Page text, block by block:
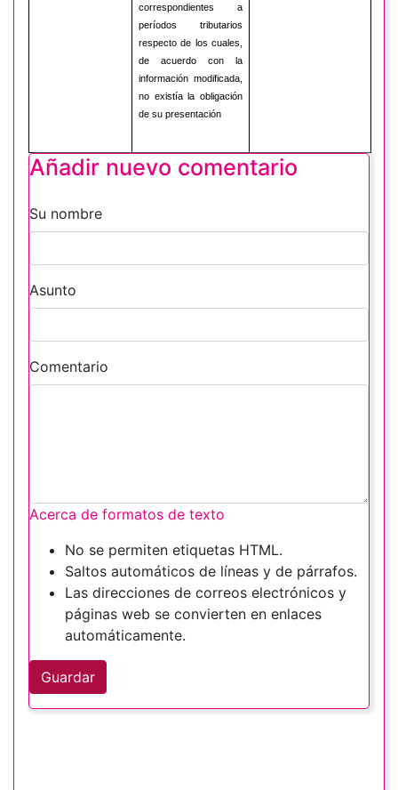
correspondientes a
períodos tributarios
respecto de los cuales,
de acuerdo con la
información modificada,
no existía la obligación
de su presentación
Añadir nuevo comentario
Su nombre
Asunto
Comentario
Acerca de formatos de texto
No se permiten etiquetas HTML.
Saltos automáticos de líneas y de párrafos.
Las direcciones de correos electrónicos y
páginas web se convierten en enlaces
automáticamente.
Guardar